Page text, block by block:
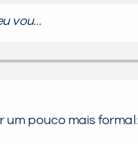
vou…
um pouco mais formal: